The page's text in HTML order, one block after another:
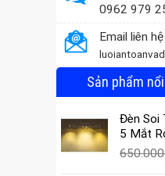
0962 979
Email liên hệ
Sản phẩm
Đèn Soi
5 Mắt
650.000